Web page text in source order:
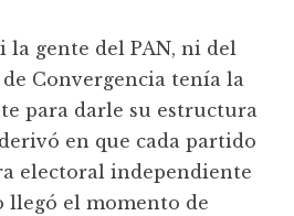
la gente del PAN, ni del
Convergencia tenía la
para darle su estructura
en que cada partido
electoral independiente
llegó el momento de